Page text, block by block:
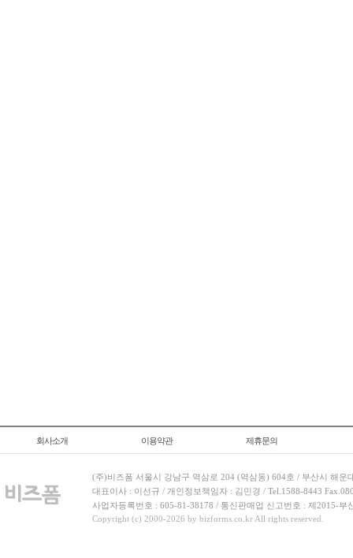
회사소개 이용약관 제휴문의
(주)비즈폼 서울시 강남구 역삼로 204 (역삼동) 604호 / 부산시 해운
대표이사 : 이선규 / 개인정보책임자 : 김민경 / Tel.1588-8443
사업자등록번호 : 605-81-38178 / 통신판매업 신고번호 : 제2015-부
Copyright (c) 2000-2026 by bizforms.co.kr All rights reserved.